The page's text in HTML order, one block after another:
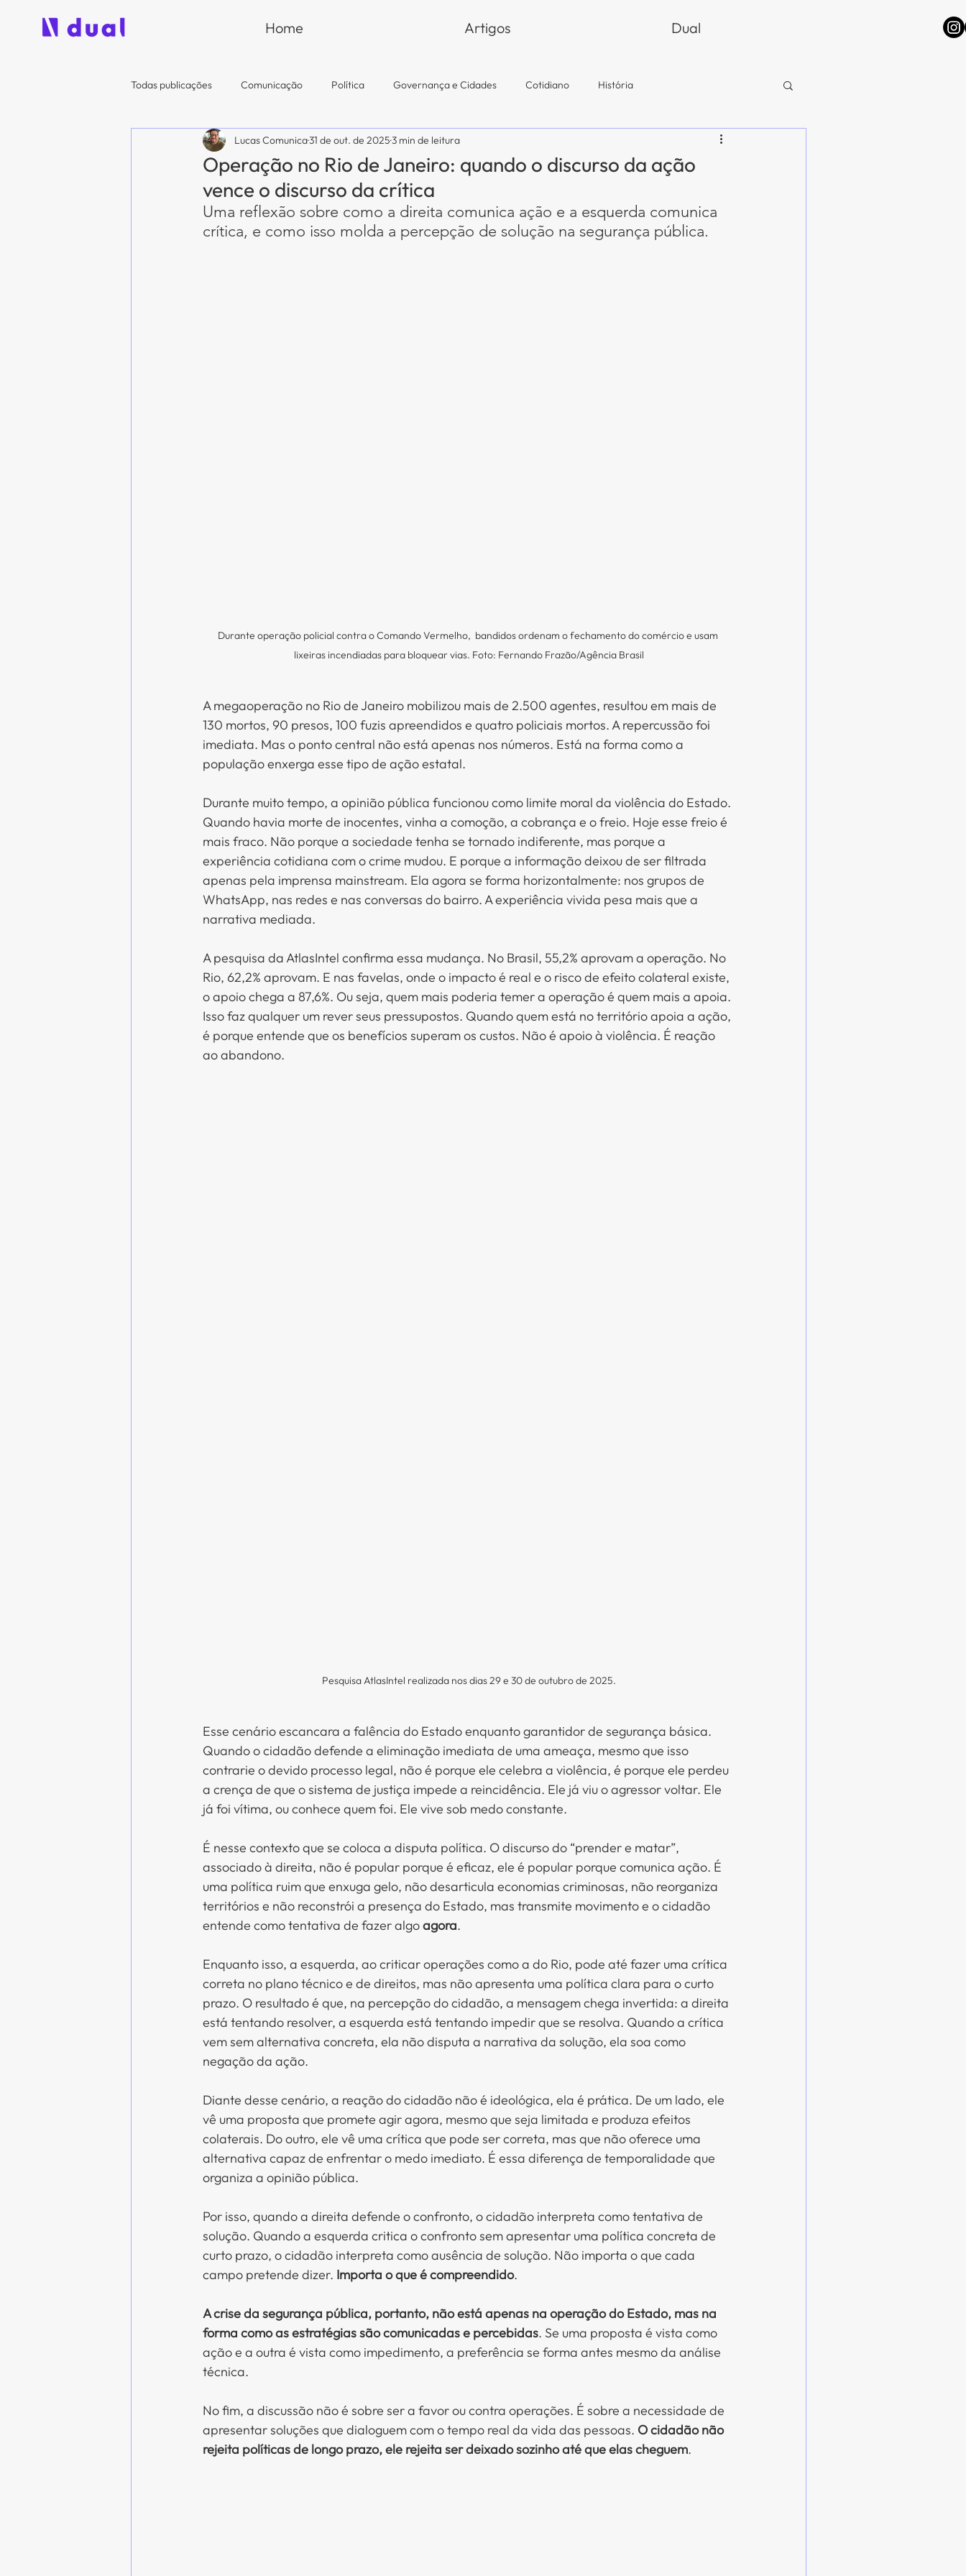
Home Artigos Dual
Todas publicações Comunicação Política Governança e Cidades Cotidiano História
Operação no Rio de Janeiro: quando o discurso da ação
vence o discurso da crítica
Lucas Comunica31 de out. de 20253 min de leitura
Uma reflexão sobre como a direita comunica ação e a esquerda comunica
crítica, e como isso molda a percepção de solução na segurança pública.
Durante operação policial contra o Comando Vermelho,  bandidos ordenam o fechamento do comércio e usam
lixeiras incendiadas para bloquear vias. Foto: Fernando Frazão/Agência Brasil
A megaoperação no Rio de Janeiro mobilizou mais de 2.500 agentes, resultou em mais de
130 mortos, 90 presos, 100 fuzis apreendidos e quatro policiais mortos. A repercussão foi
imediata. Mas o ponto central não está apenas nos números. Está na forma como a
população enxerga esse tipo de ação estatal.
Durante muito tempo, a opinião pública funcionou como limite moral da violência do Estado.
Quando havia morte de inocentes, vinha a comoção, a cobrança e o freio. Hoje esse freio é
mais fraco. Não porque a sociedade tenha se tornado indiferente, mas porque a
experiência cotidiana com o crime mudou. E porque a informação deixou de ser filtrada
apenas pela imprensa mainstream. Ela agora se forma horizontalmente: nos grupos de
WhatsApp, nas redes e nas conversas do bairro. A experiência vivida pesa mais que a
narrativa mediada.
A pesquisa da AtlasIntel confirma essa mudança. No Brasil, 55,2% aprovam a operação. No
Rio, 62,2% aprovam. E nas favelas, onde o impacto é real e o risco de efeito colateral existe,
o apoio chega a 87,6%. Ou seja, quem mais poderia temer a operação é quem mais a apoia.
Isso faz qualquer um rever seus pressupostos. Quando quem está no território apoia a ação,
é porque entende que os benefícios superam os custos. Não é apoio à violência. É reação
ao abandono.
Pesquisa AtlasIntel realizada nos dias 29 e 30 de outubro de 2025.
Esse cenário escancara a falência do Estado enquanto garantidor de segurança básica.
Quando o cidadão defende a eliminação imediata de uma ameaça, mesmo que isso
contrarie o devido processo legal, não é porque ele celebra a violência, é porque ele perdeu
a crença de que o sistema de justiça impede a reincidência. Ele já viu o agressor voltar. Ele
já foi vítima, ou conhece quem foi. Ele vive sob medo constante.
É nesse contexto que se coloca a disputa política. O discurso do “prender e matar”,
associado à direita, não é popular porque é eficaz, ele é popular porque comunica ação. É
uma política ruim que enxuga gelo, não desarticula economias criminosas, não reorganiza
territórios e não reconstrói a presença do Estado, mas transmite movimento e o cidadão
entende como tentativa de fazer algo agora.
Enquanto isso, a esquerda, ao criticar operações como a do Rio, pode até fazer uma crítica
correta no plano técnico e de direitos, mas não apresenta uma política clara para o curto
prazo. O resultado é que, na percepção do cidadão, a mensagem chega invertida: a direita
está tentando resolver, a esquerda está tentando impedir que se resolva. Quando a crítica
vem sem alternativa concreta, ela não disputa a narrativa da solução, ela soa como
negação da ação.
Diante desse cenário, a reação do cidadão não é ideológica, ela é prática. De um lado, ele
vê uma proposta que promete agir agora, mesmo que seja limitada e produza efeitos
colaterais. Do outro, ele vê uma crítica que pode ser correta, mas que não oferece uma
alternativa capaz de enfrentar o medo imediato. É essa diferença de temporalidade que
organiza a opinião pública.
Por isso, quando a direita defende o confronto, o cidadão interpreta como tentativa de
solução. Quando a esquerda critica o confronto sem apresentar uma política concreta de
curto prazo, o cidadão interpreta como ausência de solução. Não importa o que cada
campo pretende dizer. Importa o que é compreendido.
A crise da segurança pública, portanto, não está apenas na operação do Estado, mas na
forma como as estratégias são comunicadas e percebidas. Se uma proposta é vista como
ação e a outra é vista como impedimento, a preferência se forma antes mesmo da análise
técnica.
No fim, a discussão não é sobre ser a favor ou contra operações. É sobre a necessidade de
apresentar soluções que dialoguem com o tempo real da vida das pessoas. O cidadão não
rejeita políticas de longo prazo, ele rejeita ser deixado sozinho até que elas cheguem.